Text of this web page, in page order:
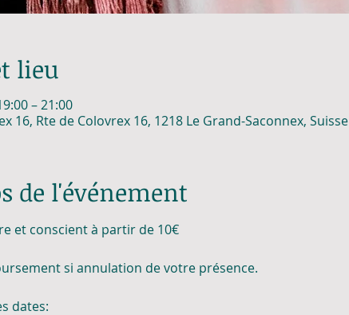
lieu
– 21:00
16, Rte de Colovrex 16, 1218 Le Grand-Saconnex, Suisse
de l'événement
et conscient à partir de 10€
si annulation de votre présence.
dates: